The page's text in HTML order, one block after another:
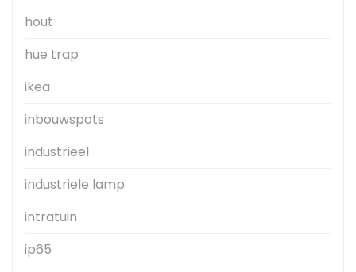
hout
hue trap
ikea
inbouwspots
industrieel
industriele lamp
intratuin
ip65